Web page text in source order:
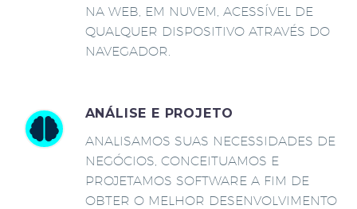
NA WEB, EM NUVEM, ACESSÍVEL DE
QUALQUER DISPOSITIVO ATRAVÉS DO
NAVEGADOR.
ANÁLISE E PROJETO
ANALISAMOS SUAS NECESSIDADES DE
NEGÓCIOS, CONCEITUAMOS E
PROJETAMOS SOFTWARE A FIM DE
OBTER O MELHOR DESENVOLVIMENTO